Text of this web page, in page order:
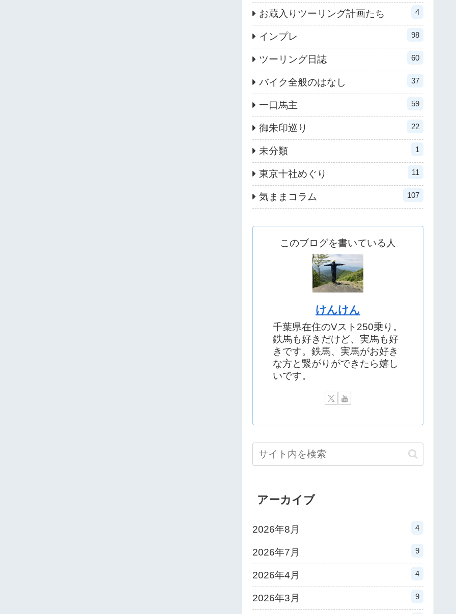
お蔵入りツーリング計画たち 4
インプレ 98
ツーリング日誌 60
バイク全般のはなし 37
一口馬主 59
御朱印巡り 22
未分類 1
東京十社めぐり 11
気ままコラム 107
このブログを書いている人
けんけん
千葉県在住のVスト250乗り。
鉄馬も好きだけど、実馬も好
きです。鉄馬、実馬がお好き
な方と繋がりができたら嬉し
いです。
アーカイブ
2026年8月 4
2026年7月 9
2026年4月 4
2026年3月 9